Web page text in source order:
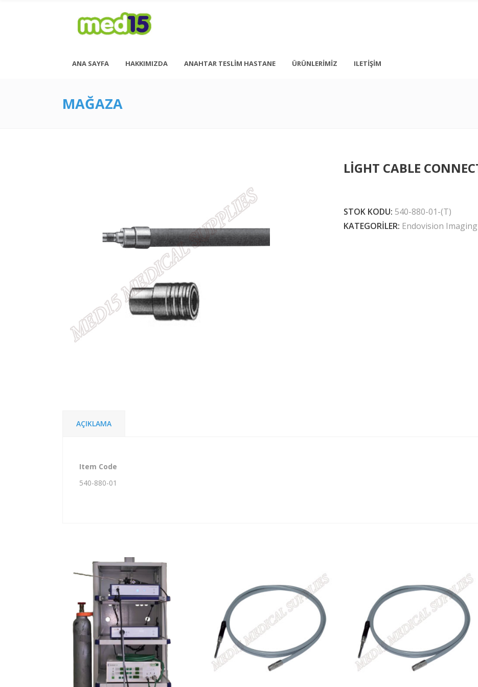
Pazartesi - Cuma 08:00 - 18:00
<div class=”mkd-
<h6 style= “font-size: 13px; font-weight: 600; text-transform: none; line-height: 12px; margin-top: 10px; margin-bottom:
ANA SAYFA HAKKIMIZDA ANAHTAR TESLIM HASTANE ÜRÜNLERIMIZ ILETIŞIM
MAĞAZA
LIGHT CABLE
STOK KODU: 540-880-01-(T)
KATEGORILER: Endovision
AÇIKLAMA
Item Code
540-880-01